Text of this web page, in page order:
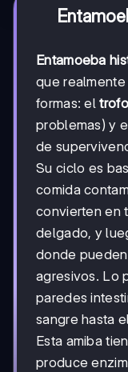
Entamoeba
que
formas: el
problemas) y
de
Su ciclo es
comida
convierten en
delgado, y
donde
agresivos. Lo
paredes
sangre hasta
Esta amiba
produce